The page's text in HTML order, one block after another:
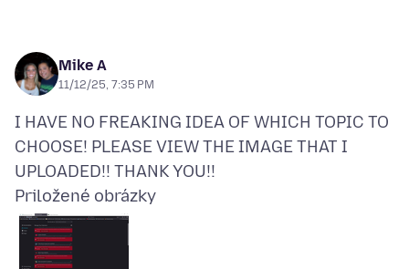
Mike A
11/12/25, 7:35 PM
I HAVE NO FREAKING IDEA OF WHICH TOPIC TO
CHOOSE! PLEASE VIEW THE IMAGE THAT I
Priložené obrázky